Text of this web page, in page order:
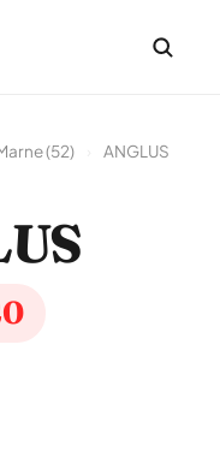
(52) ANGLUS